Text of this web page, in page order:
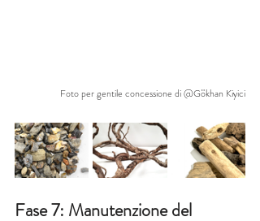
Foto per gentile concessione di @Gökhan Kiyici
Fase 7: Manutenzione del